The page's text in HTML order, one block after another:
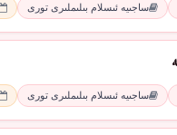
ساجىيە ئىسلام بىلىملىرى تورى
ساجىيە ئىسلام بىلىملىرى تورى